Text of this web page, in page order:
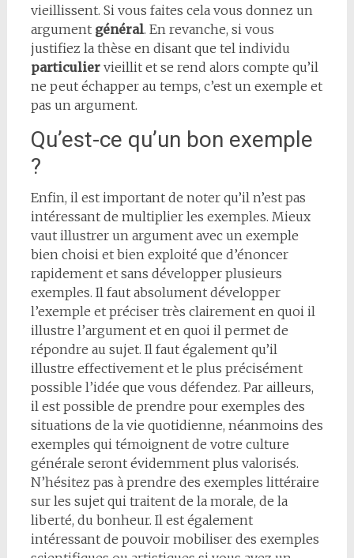
vieillissent. Si vous faites cela vous donnez un
argument général. En revanche, si vous
justifiez la thèse en disant que tel individu
particuliervieillit et se rend alors compte qu’il
ne peut échapper au temps, c’est un exemple et
pas un argument.
Qu’est-ce qu’un bon exemple
?
Enfin, il est important de noter qu’il n’est pas
intéressant de multiplier les exemples. Mieux
vaut illustrer un argument avec un exemple
bien choisi et bien exploité que d’énoncer
rapidement et sans développer plusieurs
exemples. Il faut absolument développer
l’exemple et préciser très clairement en quoi il
illustre l’argument et en quoi il permet de
répondre au sujet. Il faut également qu’il
illustre effectivement et le plus précisément
possible l’idée que vous défendez. Par ailleurs,
il est possible de prendre pour exemples des
situations de la vie quotidienne, néanmoins des
exemples qui témoignent de votre culture
générale seront évidemment plus valorisés.
N’hésitez pas à prendre des exemples littéraire
sur les sujet qui traitent de la morale, de la
liberté, du bonheur. Il est également
intéressant de pouvoir mobiliser des exemples